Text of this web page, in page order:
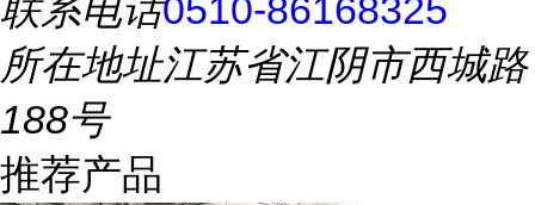
联系电话0510-86168325
所在地址江苏省江阴市西城路
188号
推荐产品